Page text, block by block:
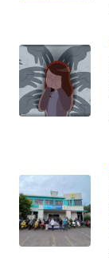
TOBA
WN
NIAS
LANGKAT
WN
TAPANULI
SELATAN